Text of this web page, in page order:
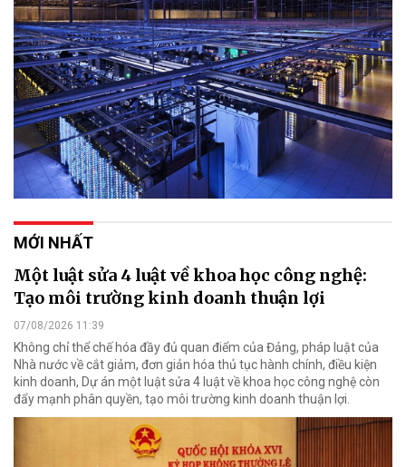
MỚI NHẤT
Một luật sửa 4 luật về khoa học công nghệ:
Tạo môi trường kinh doanh thuận lợi
07/08/2026 11:39
Không chỉ thể chế hóa đầy đủ quan điểm của Đảng, pháp luật của
Nhà nước về cắt giảm, đơn giản hóa thủ tục hành chính, điều kiện
kinh doanh, Dự án một luật sửa 4 luật về khoa học công nghệ còn
đẩy mạnh phân quyền, tạo môi trường kinh doanh thuận lợi.